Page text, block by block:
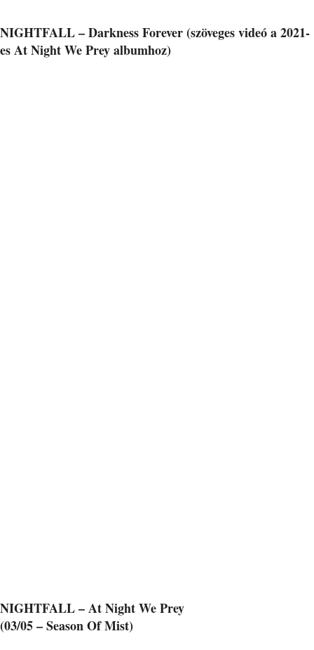
NIGHTFALL – Darkness Forever (szöveges videó a 2021-
es At Night We Prey albumhoz)
NIGHTFALL – At Night We Prey
(03/05 – Season Of Mist)